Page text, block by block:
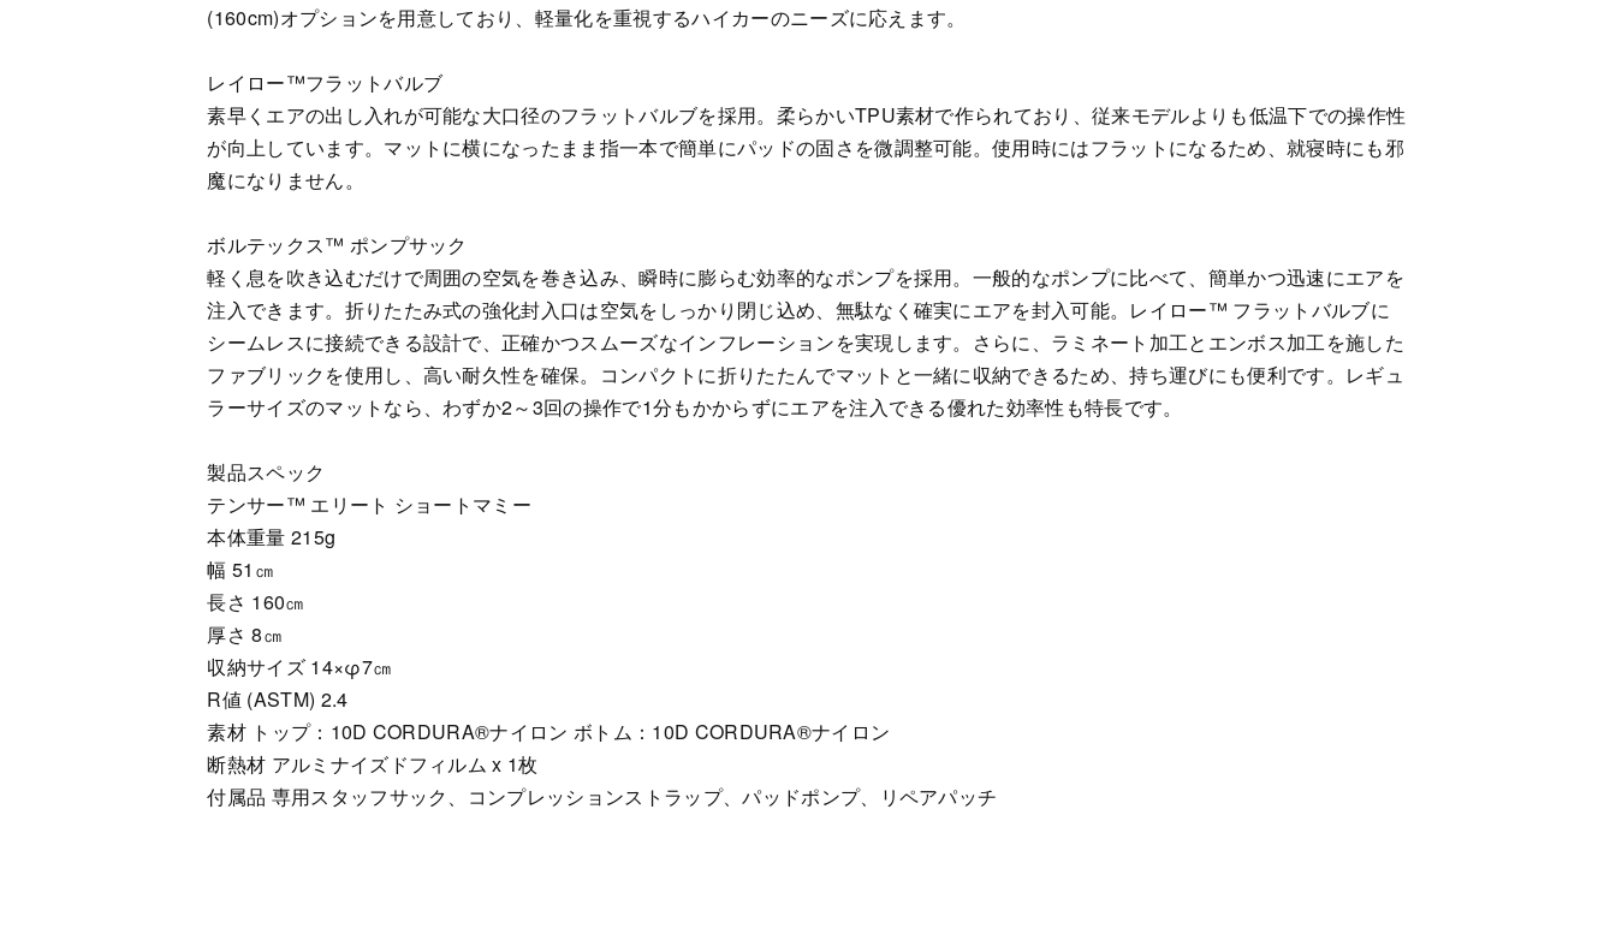
(160cm)オプションを用意しており、軽量化を重視するハイカーのニーズに応えます。
レイロー™フラットバルブ
素早くエアの出し入れが可能な大口径のフラットバルブを採用。柔らかいTPU素材で作られており、従来モデルよりも低温下での操作性
が向上しています。マットに横になったまま指一本で簡単にパッドの固さを微調整可能。使用時にはフラットになるため、就寝時にも邪
魔になりません。
ボルテックス™ ポンプサック
軽く息を吹き込むだけで周囲の空気を巻き込み、瞬時に膨らむ効率的なポンプを採用。一般的なポンプに比べて、簡単かつ迅速にエアを
注入できます。折りたたみ式の強化封入口は空気をしっかり閉じ込め、無駄なく確実にエアを封入可能。レイロー™ フラットバルブに
シームレスに接続できる設計で、正確かつスムーズなインフレーションを実現します。さらに、ラミネート加工とエンボス加工を施した
ファブリックを使用し、高い耐久性を確保。コンパクトに折りたたんでマットと一緒に収納できるため、持ち運びにも便利です。レギュ
ラーサイズのマットなら、わずか2～3回の操作で1分もかからずにエアを注入できる優れた効率性も特長です。
製品スペック
テンサー™ エリート ショートマミー
本体重量 215g
幅 51㎝
長さ 160㎝
厚さ 8㎝
収納サイズ 14×φ7㎝
R値 (ASTM) 2.4
素材 トップ：10D CORDURA®︎ナイロン ボトム：10D CORDURA®︎ナイロン
断熱材 アルミナイズドフィルム x 1枚
付属品 専用スタッフサック、コンプレッションストラップ、パッドポンプ、リペアパッチ